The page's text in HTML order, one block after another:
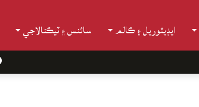
ايڊيٽوريل ۽ ڪالم سائنس ۽ ٽيڪنالاجي